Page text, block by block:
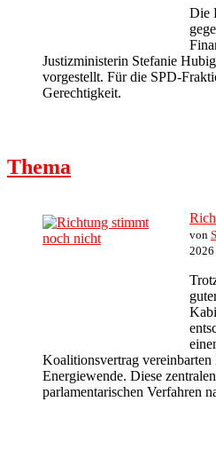
Die
Justizministerin Stefanie
vorgestellt. Für die SPD-
Gerechtigkeit.
Thema
von
Koalitionsvertrag
Energiewende. Diese
parlamentarischen Verfahren